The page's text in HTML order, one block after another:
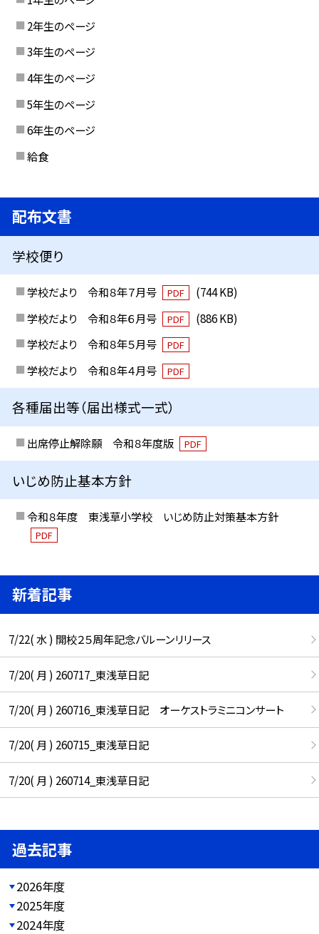
2年生のページ
3年生のページ
4年生のページ
5年生のページ
6年生のページ
給食
配布文書
学校便り
学校だより 令和８年７月号 PDF
(744 KB)
学校だより 令和８年６月号
PDF
(886 KB)
学校だより 令和８年５月号
PDF
学校だより 令和８年４月号 PDF
各種届出等（届出様式一式）
出席停止解除願 令和８年度版 PDF
いじめ防止基本方針
令和８年度 東浅草小学校 いじめ防止対策基本方針
PDF
新着記事
7/22( 水 ) 開校２５周年記念バルーンリリース
7/20( 月 ) 260717_東浅草日記
7/20( 月 ) 260716_東浅草日記 オーケストラミニコンサート
7/20( 月 ) 260715_東浅草日記
7/20( 月 ) 260714_東浅草日記
過去記事
2026年度
2025年度
2024年度